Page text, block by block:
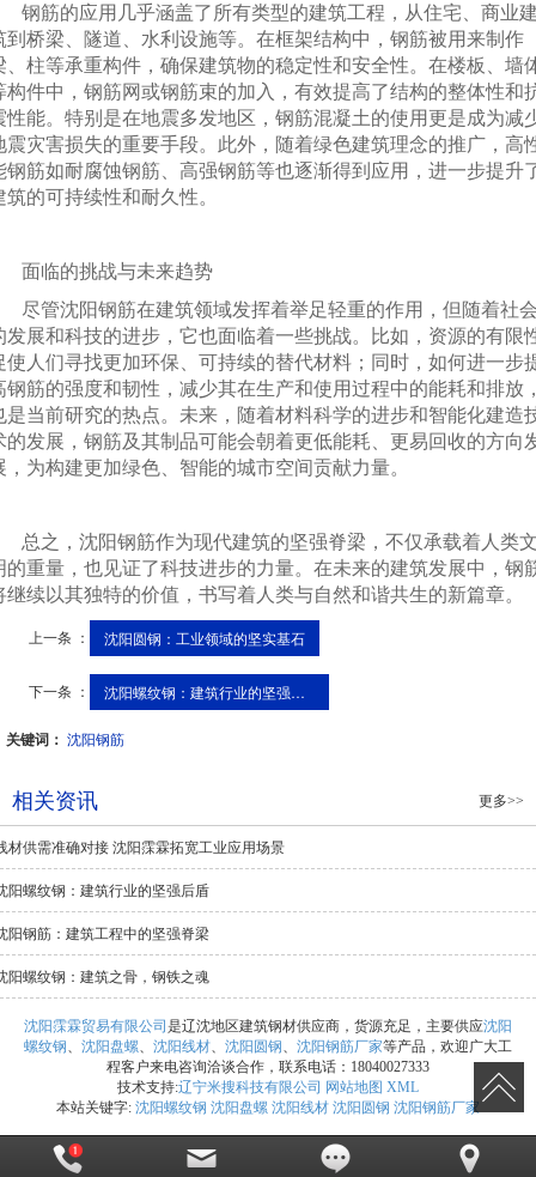
钢筋的应用几乎涵盖了所有类型的建筑工程，从住宅、商业
到桥梁、隧道、水利设施等。在框架结构中，钢筋被用来制作
、柱等承重构件，确保建筑物的稳定性和安全性。在楼板、墙
构件中，钢筋网或钢筋束的加入，有效提高了结构的整体性和
性能。特别是在地震多发地区，钢筋混凝土的使用更是成为减
震灾害损失的重要手段。此外，随着绿色建筑理念的推广，高
钢筋如耐腐蚀钢筋、高强钢筋等也逐渐得到应用，进一步提升
筑的可持续性和耐久性。
面临的挑战与未来趋势
尽管沈阳钢筋在建筑领域发挥着举足轻重的作用，但随着社
发展和科技的进步，它也面临着一些挑战。比如，资源的有限
使人们寻找更加环保、可持续的替代材料；同时，如何进一步
钢筋的强度和韧性，减少其在生产和使用过程中的能耗和排放
是当前研究的热点。未来，随着材料科学的进步和智能化建造
的发展，钢筋及其制品可能会朝着更低能耗、更易回收的方向
，为构建更加绿色、智能的城市空间贡献力量。
总之，沈阳钢筋作为现代建筑的坚强脊梁，不仅承载着人类
的重量，也见证了科技进步的力量。在未来的建筑发展中，钢
继续以其独特的价值，书写着人类与自然和谐共生的新篇章。
上一条 ： 沈阳圆钢：工业领域的坚实基石
下一条 ： 沈阳螺纹钢：建筑行业的坚强后盾
关键词： 沈阳钢筋
相关资讯 更多>>
材供需准确对接 沈阳霂霖拓宽工业应用场景
阳螺纹钢：建筑行业的坚强后盾
阳钢筋：建筑工程中的坚强脊梁
阳螺纹钢：建筑之骨，钢铁之魂
沈阳霂霖贸易有限公司 是辽沈地区建筑钢材供应商，货源充足，主要供应沈阳
螺纹钢、 沈阳盘螺、 沈阳线材、 沈阳圆钢、 沈阳钢筋厂家等产品，欢迎广大工
程客户来电咨询洽谈合作，联系电话：18040027333
技术支持:辽宁米搜科技有限公司 网站地图 XML
本站关键字: 沈阳螺纹钢 沈阳盘螺 沈阳线材 沈阳圆钢 沈阳钢筋厂家